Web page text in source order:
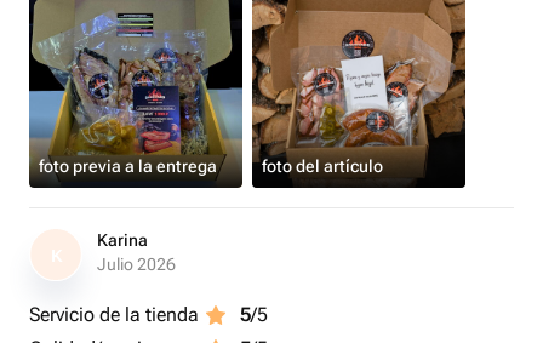
foto previa a la entrega foto del artículo
K
Karina
Julio 2026
Servicio de la tienda 5/5